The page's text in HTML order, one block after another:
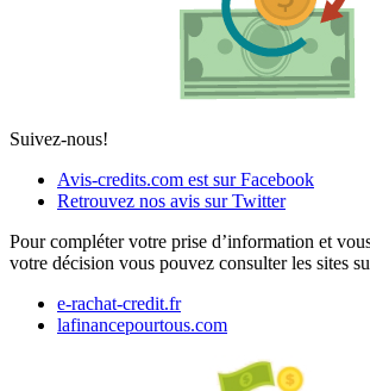
Suivez-nous!
Avis-credits.com est sur Facebook
Retrouvez nos avis sur Twitter
Pour compléter votre prise d’information et
votre décision vous pouvez consulter les sites
e-rachat-credit.fr
lafinancepourtous.com